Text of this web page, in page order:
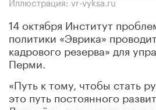
14 октября Институт
политики «Эврика»
кадрового резерва» для
Перми.
«Путь к тому, чтобы стать
это путь постоянного